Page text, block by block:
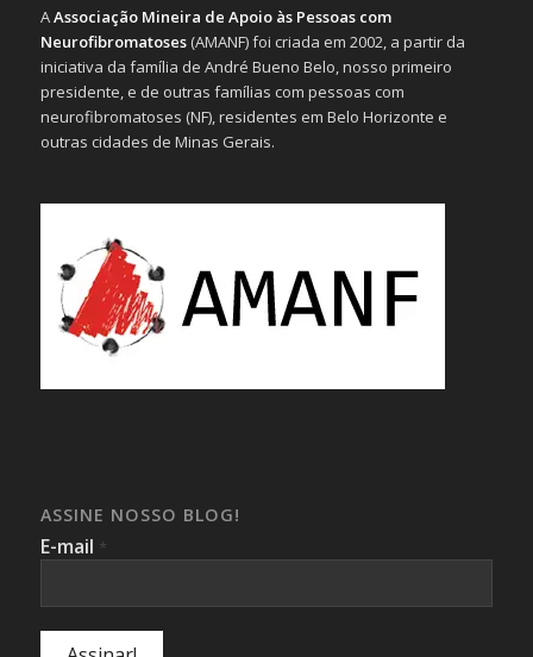
AAssociação Mineira de Apoio às Pessoas com
Neurofibromatoses(AMANF) foi criada em 2002, a partir da
iniciativa da família de André Bueno Belo, nosso primeiro
presidente, e de outras famílias com pessoas com
neurofibromatoses (NF), residentes em Belo Horizonte e
outras cidades de Minas Gerais.
ASSINE NOSSO BLOG!
E-mail *